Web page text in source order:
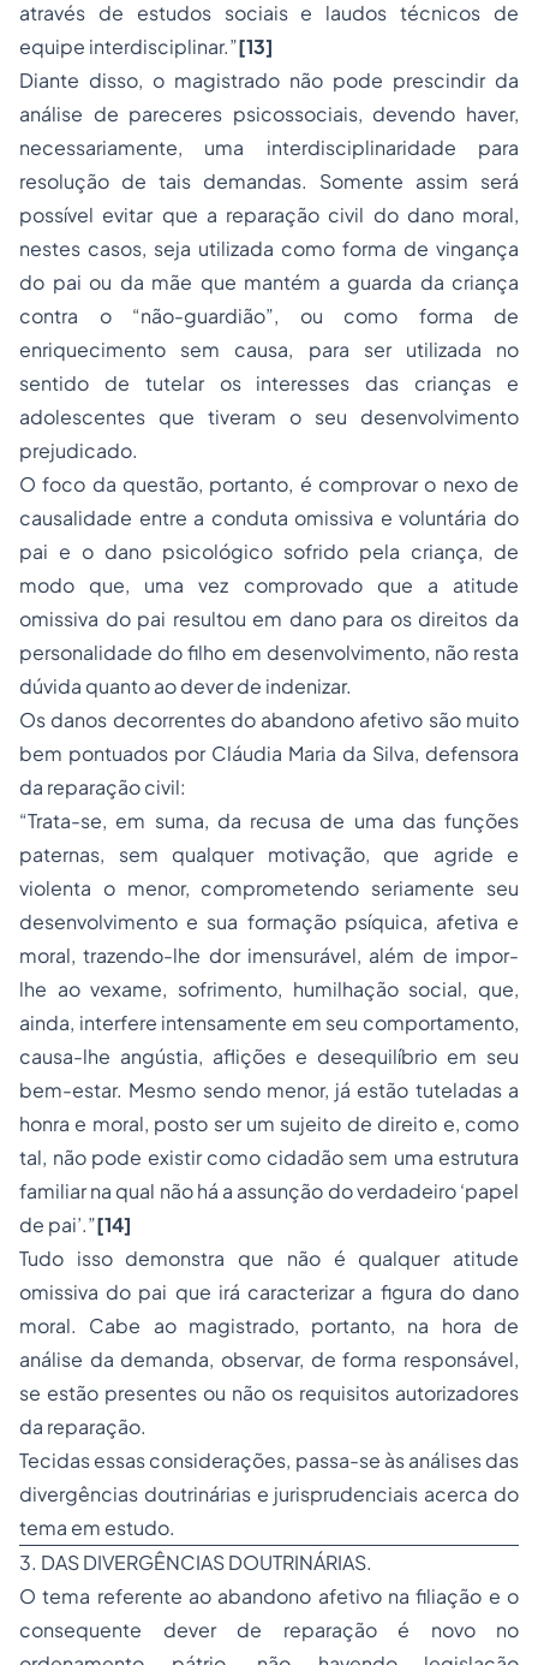
através de estudos sociais e laudos técnicos de
equipe interdisciplinar.”[13]
Diante disso, o magistrado não pode prescindir da
análise de pareceres psicossociais, devendo haver,
necessariamente, uma interdisciplinaridade para
resolução de tais demandas. Somente assim será
possível evitar que a reparação civil do dano moral,
nestes casos, seja utilizada como forma de vingança
do pai ou da mãe que mantém a guarda da criança
contra o “não-guardião”, ou como forma de
enriquecimento sem causa, para ser utilizada no
sentido de tutelar os interesses das crianças e
adolescentes que tiveram o seu desenvolvimento
prejudicado.
O foco da questão, portanto, é comprovar o nexo de
causalidade entre a conduta omissiva e voluntária do
pai e o dano psicológico sofrido pela criança, de
modo que, uma vez comprovado que a atitude
omissiva do pai resultou em dano para os direitos da
personalidade do filho em desenvolvimento, não resta
dúvida quanto ao dever de indenizar.
Os danos decorrentes do abandono afetivo são muito
bem pontuados por Cláudia Maria da Silva, defensora
da reparação civil:
“Trata-se, em suma, da recusa de uma das funções
paternas, sem qualquer motivação, que agride e
violenta o menor, comprometendo seriamente seu
desenvolvimento e sua formação psíquica, afetiva e
moral, trazendo-lhe dor imensurável, além de impor-
lhe ao vexame, sofrimento, humilhação social, que,
ainda, interfere intensamente em seu comportamento,
causa-lhe angústia, aflições e desequilíbrio em seu
bem-estar. Mesmo sendo menor, já estão tuteladas a
honra e moral, posto ser um sujeito de direito e, como
tal, não pode existir como cidadão sem uma estrutura
familiar na qual não há a assunção do verdadeiro ‘papel
de pai’.”[14]
Tudo isso demonstra que não é qualquer atitude
omissiva do pai que irá caracterizar a figura do dano
moral. Cabe ao magistrado, portanto, na hora de
análise da demanda, observar, de forma responsável,
se estão presentes ou não os requisitos autorizadores
da reparação.
Tecidas essas considerações, passa-se às análises das
divergências doutrinárias e jurisprudenciais acerca do
tema em estudo.
3. DAS DIVERGÊNCIAS DOUTRINÁRIAS.
O tema referente ao abandono afetivo na filiação e o
consequente dever de reparação é novo no